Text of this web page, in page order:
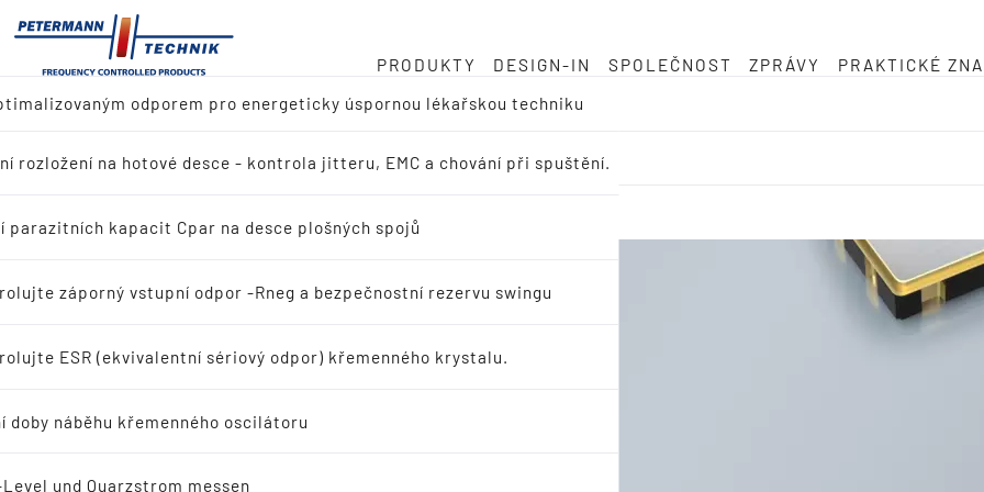
PRODUKTY DESIGN-IN
v MHz
SPOLEČNOST ZPRÁVY
PRAKTICKÉ
odporem pro energeticky úspornou lékařskou techniku
rozložení na hotové desce - kontrola jitteru, EMC a chování při spuštění.
parazitních kapacit Cpar na desce plošných spojů
záporný vstupní odpor -Rneg a bezpečnostní rezervu swingu
ESR (ekvivalentní sériový odpor) křemenného krystalu.
doby náběhu křemenného oscilátoru
und Quarzstrom messen